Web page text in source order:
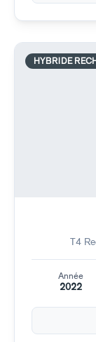
HYBRIDE
T4
Année
2022